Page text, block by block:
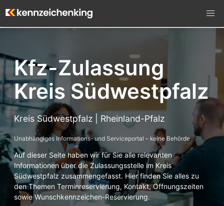
Kfz-Zulassung
Kreis Südwestpfalz
Kreis Südwestpfalz | Rheinland-Pfalz
Unabhängiges Informations- und Serviceportal – keine Behörde
Auf dieser Seite haben wir für Sie alle relevanten
Informationen über die Zulassungsstelle im Kreis
Südwestpfalz zusammengefasst. Hier finden Sie alles zu
den Themen Terminreservierung, Kontakt, Öffnungszeiten
sowie Wunschkennzeichen-Reservierung.